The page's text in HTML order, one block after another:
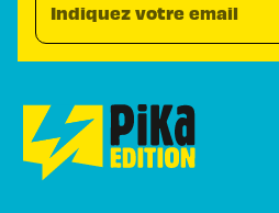
Indiquez votre email